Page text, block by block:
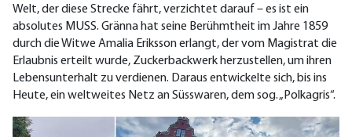
Welt, der diese Strecke fährt, verzichtet darauf – es ist ein
absolutes MUSS. Gränna hat seine Berühmtheit im Jahre 1859
durch die Witwe Amalia Eriksson erlangt, der vom Magistrat die
Erlaubnis erteilt wurde, Zuckerbackwerk herzustellen, um ihren
Lebensunterhalt zu verdienen. Daraus entwickelte sich, bis ins
Heute, ein weltweites Netz an Süsswaren, dem sog. „Polkagris“.